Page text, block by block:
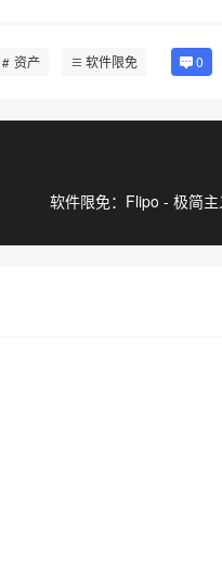
资产 软件限免 0
软件限免：Flipo - 极简